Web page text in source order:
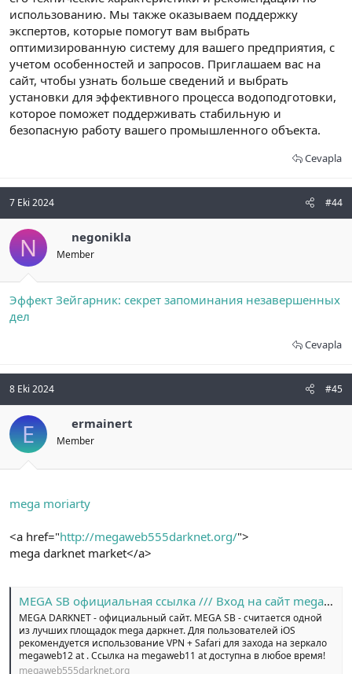
использованию. Мы также оказываем поддержку
экспертов, которые помогут вам выбрать
оптимизированную систему для вашего предприятия, с
учетом особенностей и запросов. Приглашаем вас на
сайт, чтобы узнать больше сведений и выбрать
установки для эффективного процесса водоподготовки,
которое поможет поддерживать стабильную и
безопасную работу вашего промышленного объекта.
Cevapla
7 Eki 2024 #44
N negonikla
Member
Эффект Зейгарник: секрет запоминания незавершенных
дел
Cevapla
8 Eki 2024 #45
E ermainert
Member
mega moriarty
<a href="http://megaweb555darknet.org/">
mega darknet market</a>
MEGA SB официальная ссылка /// Вход на сайт megaweb14 at
MEGA DARKNET - официальный сайт. MEGA SB - считается одной
из лучших площадок mega даркнет. Для пользователей iOS
рекомендуется использование VPN + Safari для захода на зеркало
megaweb12 at . Ссылка на megaweb11 at доступна в любое время!
megaweb555darknet.org